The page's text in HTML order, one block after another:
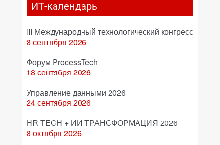
ИТ-календарь
III Международный технологический конгресс
8 сентября 2026
Форум ProcessTech
18 сентября 2026
Управление данными 2026
24 сентября 2026
HR TECH + ИИ ТРАНСФОРМАЦИЯ 2026
8 октября 2026